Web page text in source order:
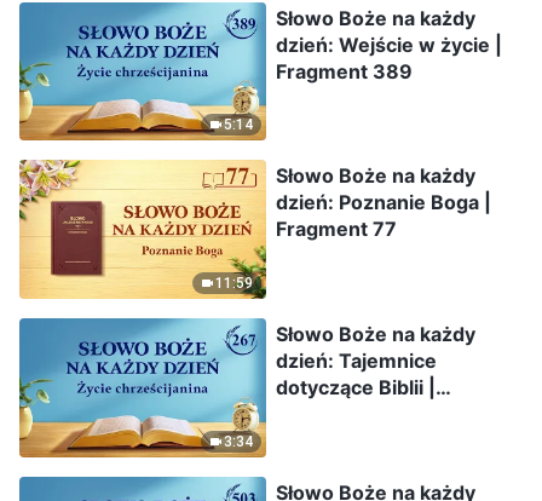
5:14
Słowo Boże na każdy
dzień: Wejście w życie |
Fragment 389
11:59
Słowo Boże na każdy
dzień: Poznanie Boga |
Fragment 77
3:34
Słowo Boże na każdy
dzień: Tajemnice
dotyczące Biblii |
Słowo Boże na każdy